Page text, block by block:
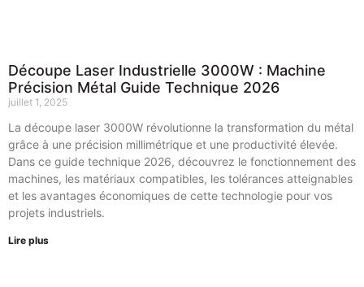
Découpe Laser Industrielle 3000W : Machine
Précision Métal Guide Technique 2026
juillet 1, 2025
La découpe laser 3000W révolutionne la transformation du métal
grâce à une précision millimétrique et une productivité élevée.
Dans ce guide technique 2026, découvrez le fonctionnement des
machines, les matériaux compatibles, les tolérances atteignables
et les avantages économiques de cette technologie pour vos
projets industriels.
Lire plus